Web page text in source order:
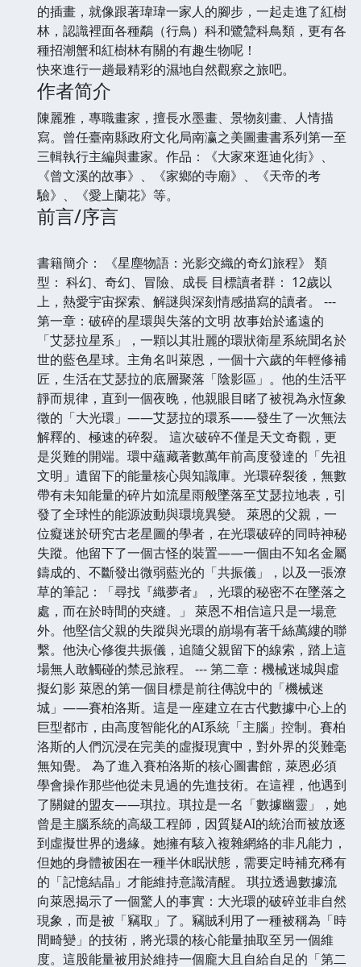
的插畫，就像跟著瑋瑋一家人的腳步，一起走進了紅樹
林，認識裡面各種鷸（行鳥）科和鷺鷥科鳥類，更有各
種招潮蟹和紅樹林有關的有趣生物呢！
快來進行一趟最精彩的濕地自然觀察之旅吧。
作者简介
陳麗雅，專職畫家，擅長水墨畫、景物刻畫、人情描
寫。曾任臺南縣政府文化局南瀛之美圖畫書系列第一至
三輯執行主編與畫家。作品：《大家來逛迪化街》、
《曾文溪的故事》、《家鄉的寺廟》、《天帝的考
驗》、《愛上蘭花》等。
前言/序言
書籍簡介： 《星塵物語：光影交織的奇幻旅程》 類
型： 科幻、奇幻、冒險、成長 目標讀者群： 12歲以
上，熱愛宇宙探索、解謎與深刻情感描寫的讀者。 ---
第一章：破碎的星環與失落的文明 故事始於遙遠的
「艾瑟拉星系」，一顆以其壯麗的環狀衛星系統聞名於
世的藍色星球。主角名叫萊恩，一個十六歲的年輕修補
匠，生活在艾瑟拉的底層聚落「陰影區」。他的生活平
靜而規律，直到一個夜晚，他親眼目睹了被視為永恆象
徵的「大光環」——艾瑟拉的環系——發生了一次無法
解釋的、極速的碎裂。 這次破碎不僅是天文奇觀，更
是災難的開端。環中蘊藏著數萬年前高度發達的「先祖
文明」遺留下的能量核心與知識庫。光環碎裂後，無數
帶有未知能量的碎片如流星雨般墜落至艾瑟拉地表，引
發了全球性的能源波動與環境異變。 萊恩的父親，一
位癡迷於研究古老星圖的學者，在光環破碎的同時神秘
失蹤。他留下了一個古怪的裝置——一個由不知名金屬
鑄成的、不斷發出微弱藍光的「共振儀」，以及一張潦
草的筆記：「尋找『織夢者』，光環的秘密不在墜落之
處，而在於時間的夾縫。」 萊恩不相信這只是一場意
外。他堅信父親的失蹤與光環的崩塌有著千絲萬縷的聯
繫。他決心修復共振儀，追隨父親留下的線索，踏上這
場無人敢觸碰的禁忌旅程。 --- 第二章：機械迷城與虛
擬幻影 萊恩的第一個目標是前往傳說中的「機械迷
城」——賽柏洛斯。這是一座建立在古代數據中心上的
巨型都市，由高度智能化的AI系統「主腦」控制。賽柏
洛斯的人們沉浸在完美的虛擬現實中，對外界的災難毫
無知覺。 為了進入賽柏洛斯的核心圖書館，萊恩必須
學會操作那些他從未見過的先進技術。在這裡，他遇到
了關鍵的盟友——琪拉。琪拉是一名「數據幽靈」，她
曾是主腦系統的高級工程師，因質疑AI的統治而被放逐
到虛擬世界的邊緣。她擁有駭入複雜網絡的非凡能力，
但她的身體被困在一種半休眠狀態，需要定時補充稀有
的「記憶結晶」才能維持意識清醒。 琪拉透過數據流
向萊恩揭示了一個驚人的事實：大光環的破碎並非自然
現象，而是被「竊取」了。竊賊利用了一種被稱為「時
間畸變」的技術，將光環的核心能量抽取至另一個維
度。這股能量被用於維持一個龐大且自給自足的「第二